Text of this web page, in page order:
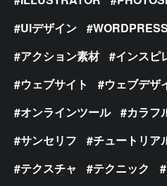
UIデザイン
WORDPRESS
アクション素材
インスピ
ウェブサイト
ウェブデザ
オンラインツール
カラフ
サンセリフ
チュートリア
テクスチャ
テクニック